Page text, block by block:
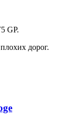
GP.
дорог.